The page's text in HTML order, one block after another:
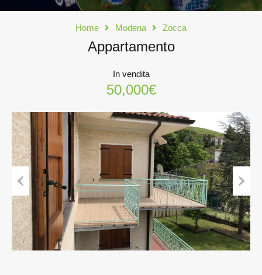
Home Modena Zocca
Appartamento
In vendita
50,000€
Previous Next